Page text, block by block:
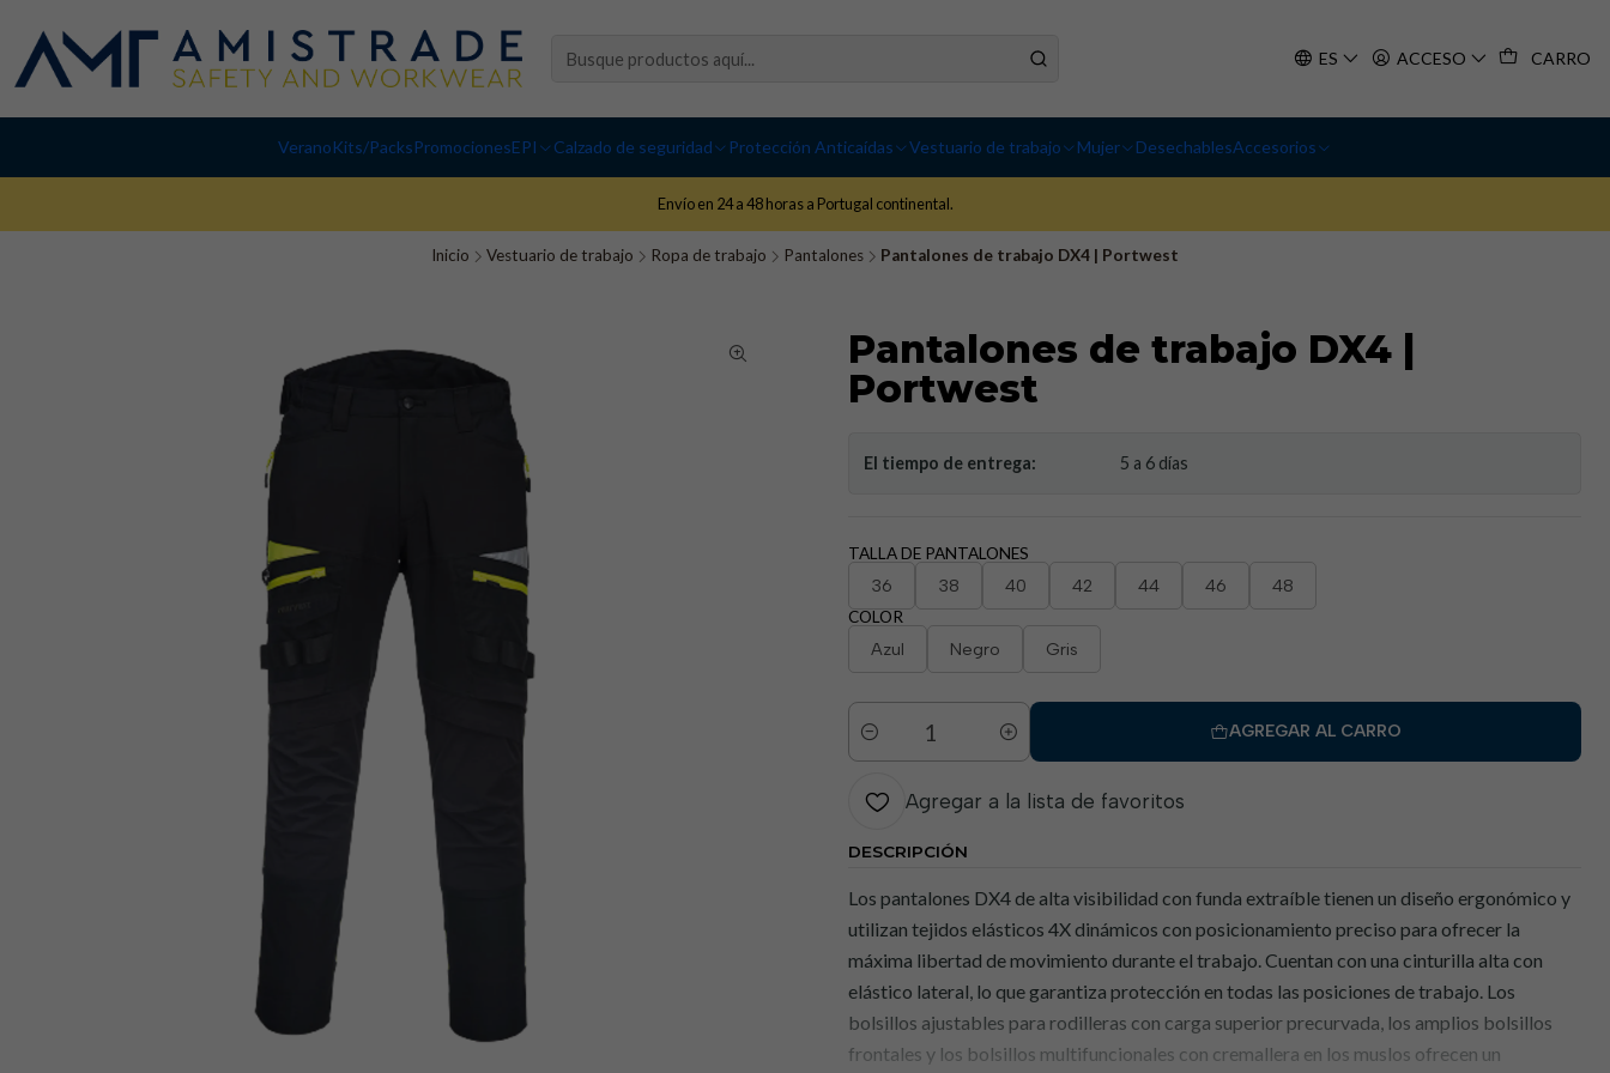
ES ACCESO CARRO
VeranoKits/PacksPromocionesEPI Calzado de seguridad Protección Anticaídas Vestuario de trabajo Mujer DesechablesAccesorios
Envío en 24 a 48 horas a Portugal continental.
Inicio Vestuario de trabajo Ropa de trabajo Pantalones Pantalones de trabajo DX4 | Portwest
Pantalones de trabajo DX4 |
Portwest
El tiempo de entrega: 5 a 6 días
TALLA DE PANTALONES
36 38 40 42 44 46 48
COLOR
Azul Negro Gris
Cantidad
AGREGAR AL CARRO
Agregar a la lista de favoritos
DESCRIPCIÓN
Los pantalones DX4 de alta visibilidad con funda extraíble tienen un diseño ergonómico y
utilizan tejidos elásticos 4X dinámicos con posicionamiento preciso para ofrecer la
máxima libertad de movimiento durante el trabajo. Cuentan con una cinturilla alta con
elástico lateral, lo que garantiza protección en todas las posiciones de trabajo. Los
bolsillos ajustables para rodilleras con carga superior precurvada, los amplios bolsillos
frontales y los bolsillos multifuncionales con cremallera en los muslos ofrecen un